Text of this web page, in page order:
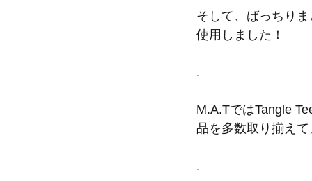
そして、ばっちり
使用しました！
.
M.A.TではTangle
品を多数取り揃え
.